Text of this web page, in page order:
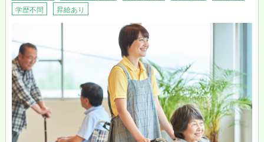
学歴不問
昇給あり